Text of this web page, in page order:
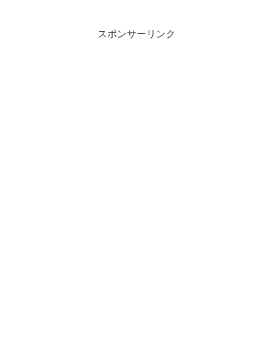
スポンサーリンク